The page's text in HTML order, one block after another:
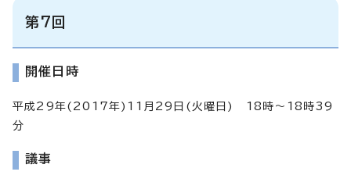
第7回
開催日時
平成29年(2017年)11月29日(火曜日) 18時～18時39
分
議事